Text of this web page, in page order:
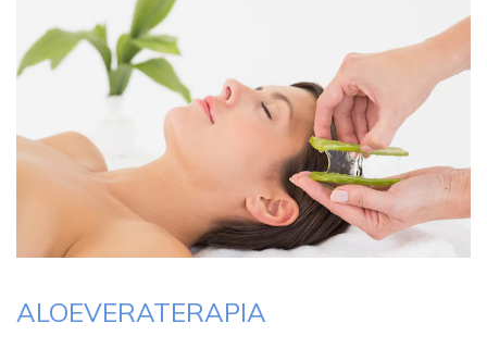
ALOEVERATERAPIA